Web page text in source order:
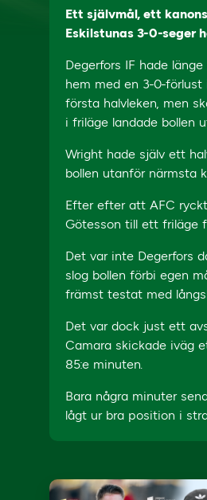
Ett självmål, ett
Eskilstunas 3-0-seger
Degerfors IF hade
hem med en 3-0-
första halvleken, men
i friläge landade bollen
Wright hade själv ett
bollen utanför närmsta
Efter efter att AFC
Götesson till ett friläge
Det var inte Degerfors
slog bollen förbi egen
främst testat med
Det var dock just ett
Camara skickade iväg
85:e minuten.
Bara några minuter
lågt ur bra position i